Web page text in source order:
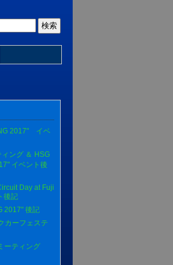
2017" イベ
ング ＆ HSG
イベント後
Day at Fuji
後記
2017" 後記
カーフェステ
ーティング